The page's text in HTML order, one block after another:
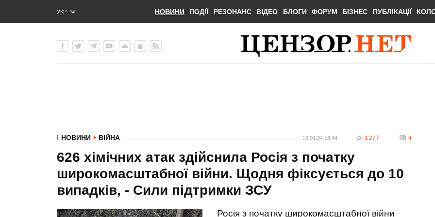
УКР
ENG
НОВИНИ ПОДІЇ РЕЗОНАНС ВІДЕО БЛОГИ ФОРУМ БІЗНЕС ПУБЛІКАЦІЇ
НОВИНИ ВІЙНА 13.01.24 18:44 1 277 4
626 хімічних атак здійснила Росія з початку
широкомасштабної війни. Щодня фіксується до 10
випадків, - Сили підтримки ЗСУ
Росія з початку широкомасштабної війни